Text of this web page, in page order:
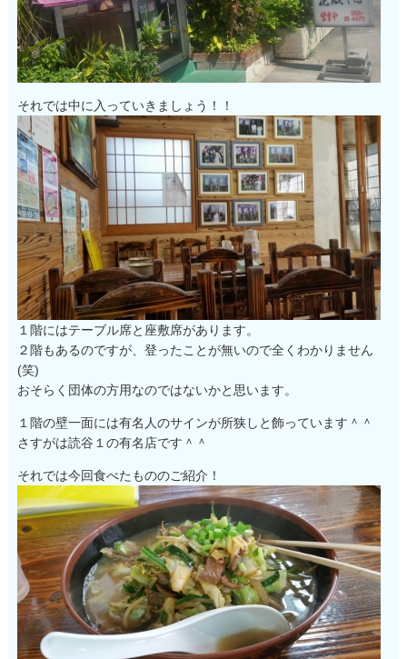
それでは中に入っていきましょう！！
１階にはテーブル席と座敷席があります。
２階もあるのですが、登ったことが無いので全くわかりません
(笑)
おそらく団体の方用なのではないかと思います。
１階の壁一面には有名人のサインが所狭しと飾っています＾＾
さすがは読谷１の有名店です＾＾
それでは今回食べたもののご紹介！